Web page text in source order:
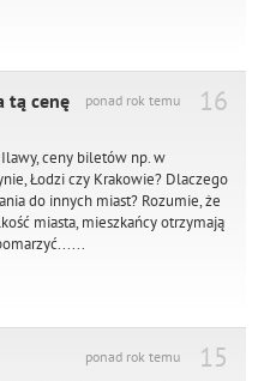
tą cenę 16
ponad rok temu
ceny biletów np. w
Łodzi czy Krakowie? Dlaczego
do innych miast? Rozumie, że
miasta, mieszkańcy otrzymają
15
ponad rok temu